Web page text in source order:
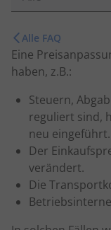
Alle FAQ
Eine
haben, z.B.:
Steuern,
reguliert sind,
neu eingeführt.
Der
verändert.
Die